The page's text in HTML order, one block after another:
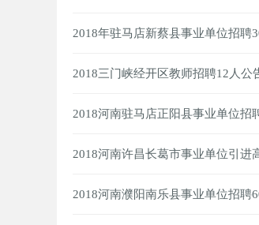
2018年驻马店新蔡县事业单位招聘
2018三门峡经开区教师招聘12人公
2018河南驻马店正阳县事业单位招
2018河南许昌长葛市事业单位引进
2018河南濮阳南乐县事业单位招聘